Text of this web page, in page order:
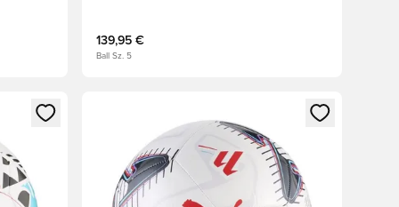
139,95 €
Ball Sz. 5
oder Registrieren als Mitglied
Öffnet ein neues Fenster zum Anmelden oder